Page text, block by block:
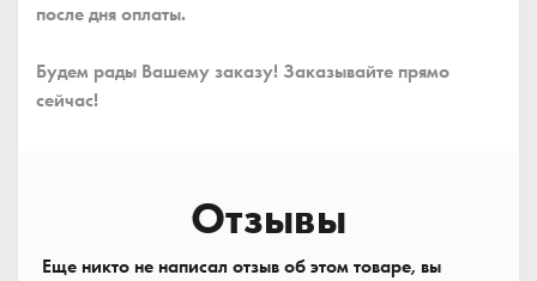
после дня оплаты.
Будем рады Вашему заказу! Заказывайте прямо
сейчас!
Отзывы
Еще никто не написал отзыв об этом товаре, вы